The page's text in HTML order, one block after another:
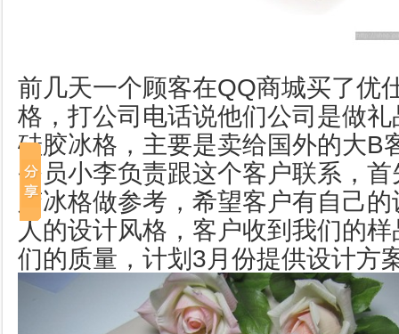
前几天一个顾客在QQ商城买了优
格，打公司电话说他们公司是做
硅胶冰格，主要是卖给国外的大B
务员小李负责跟这个客户联系，
胶冰格做参考，希望客户有自己
人的设计风格，客户收到我们的
们的质量，计划3月份提供设计方